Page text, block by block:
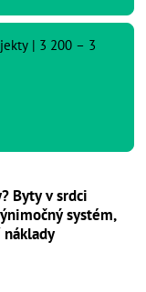
| 3 200 – 3
Byty v srdci
systém,